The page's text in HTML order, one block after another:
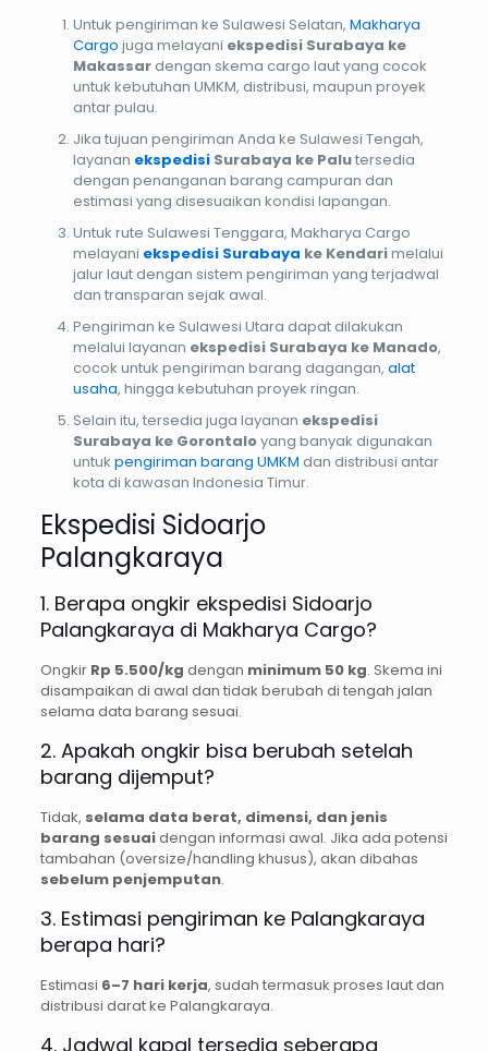
Untuk pengiriman ke Sulawesi Selatan, Makharya
Cargo juga melayani ekspedisi Surabaya ke
Makassardengan skema cargo laut yang cocok
untuk kebutuhan UMKM, distribusi, maupun proyek
antar pulau.
Jika tujuan pengiriman Anda ke Sulawesi Tengah,
layanan ekspedisi Surabaya ke Palutersedia
dengan penanganan barang campuran dan
estimasi yang disesuaikan kondisi lapangan.
Untuk rute Sulawesi Tenggara, Makharya Cargo
melayani ekspedisi Surabaya ke Kendarimelalui
jalur laut dengan sistem pengiriman yang terjadwal
dan transparan sejak awal.
Pengiriman ke Sulawesi Utara dapat dilakukan
melalui layanan ekspedisi Surabaya ke Manado,
cocok untuk pengiriman barang dagangan, alat
usaha, hingga kebutuhan proyek ringan.
Selain itu, tersedia juga layanan ekspedisi
Surabaya ke Gorontaloyang banyak digunakan
untuk pengiriman barang UMKM dan distribusi antar
kota di kawasan Indonesia Timur.
Ekspedisi Sidoarjo
Palangkaraya
1. Berapa ongkir ekspedisi Sidoarjo
Palangkaraya di Makharya Cargo?
Ongkir Rp 5.500/kg dengan minimum 50 kg. Skema ini
disampaikan di awal dan tidak berubah di tengah jalan
selama data barang sesuai.
2. Apakah ongkir bisa berubah setelah
barang dijemput?
Tidak, selama data berat, dimensi, dan jenis
barang sesuaidengan informasi awal. Jika ada potensi
tambahan (oversize/handling khusus), akan dibahas
sebelum penjemputan.
3. Estimasi pengiriman ke Palangkaraya
berapa hari?
Estimasi 6–7 hari kerja, sudah termasuk proses laut dan
distribusi darat ke Palangkaraya.
4. Jadwal kapal tersedia seberapa